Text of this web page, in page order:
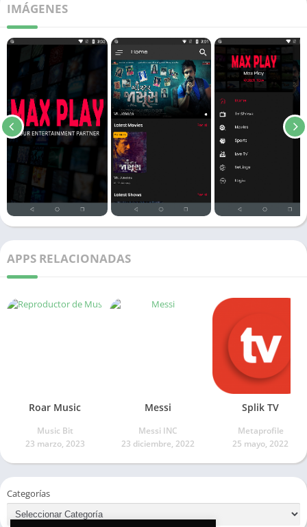
IMÁGENES
APPS RELACIONADAS
Roar Music
Music Bit
23 marzo, 2023
Messi
Messi INC
23 diciembre, 2022
Splik TV
Metaprofile
25 mayo, 2022
Categorías